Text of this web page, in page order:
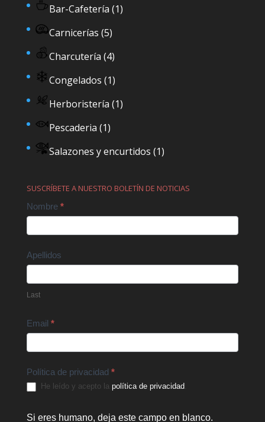
Bar-Cafetería (1)
Carnicerías (5)
Charcutería (4)
Congelados (1)
Herboristería (1)
Pescaderia (1)
Salazones y encurtidos (1)
SUSCRÍBETE A NUESTRO BOLETÍN DE NOTICIAS
Contact
Nombre *
Apellidos
Last
Email *
Política de privacidad *
He leído y acepto la política de privacidad.
Si eres humano, deja este campo en blanco.